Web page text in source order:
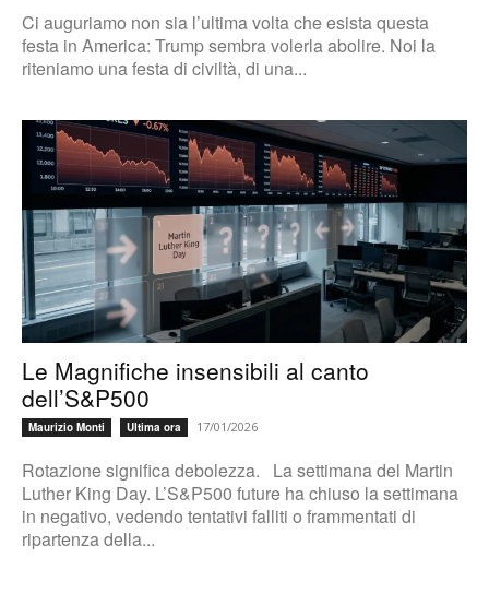
Ci auguriamo non sia l’ultima volta che esista questa
festa in America: Trump sembra volerla abolire. Noi la
riteniamo una festa di civiltà, di una...
Le Magnifiche insensibili al canto
dell’S&P500
Maurizio Monti Ultima ora 17/01/2026
Rotazione significa debolezza. La settimana del Martin
Luther King Day. L’S&P500 future ha chiuso la settimana
in negativo, vedendo tentativi falliti o frammentati di
ripartenza della...